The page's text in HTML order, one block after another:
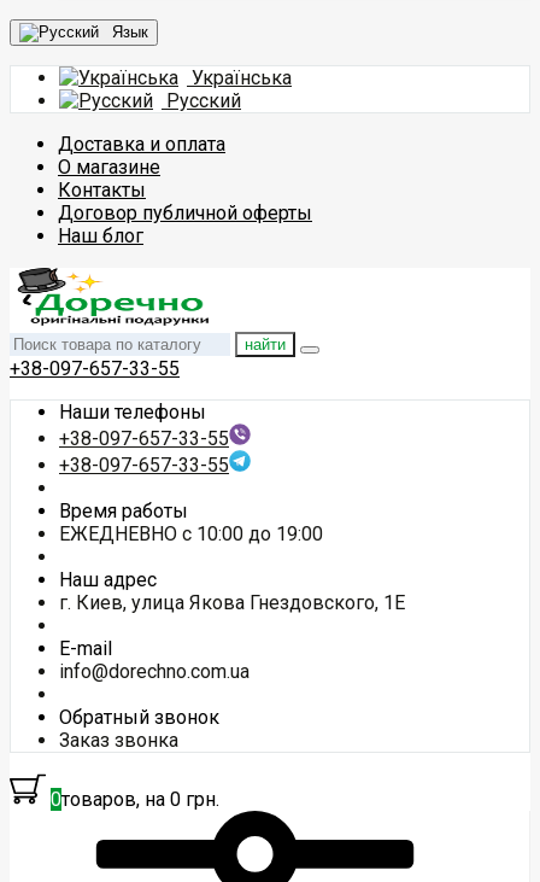
Язык
Українська
Русский
Доставка и оплата
О магазине
Контакты
Договор публичной оферты
Наш блог
найти
+38-097-657-33-55
Наши телефоны
+38-097-657-33-55
+38-097-657-33-55
Время работы
ЕЖЕДНЕВНО с 10:00 до 19:00
Наш адрес
г. Киев, улица Якова Гнездовского, 1Е
E-mail
info@dorechno.com.ua
Обратный звонок
Заказ звонка
0товаров, на 0 грн.